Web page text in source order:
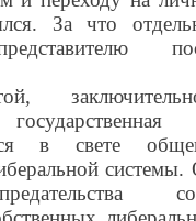
За что
в свете
системы.